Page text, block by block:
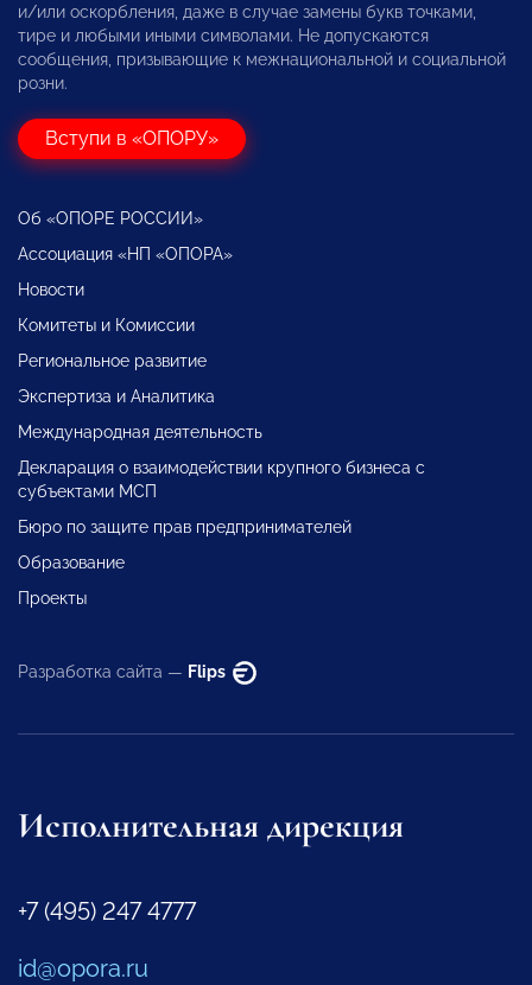
и/или оскорбления, даже в случае замены букв точками,
тире и любыми иными символами. Не допускаются
сообщения, призывающие к межнациональной и социальной
розни.
Вступи в «ОПОРУ»
Об «ОПОРЕ РОССИИ»
Ассоциация «НП «ОПОРА»
Новости
Комитеты и Комиссии
Региональное развитие
Экспертиза и Аналитика
Международная деятельность
Декларация о взаимодействии крупного бизнеса с
субъектами МСП
Бюро по защите прав предпринимателей
Образование
Проекты
Разработка сайта — Flips
Исполнительная дирекция
+7 (495) 247 4777
id@opora.ru